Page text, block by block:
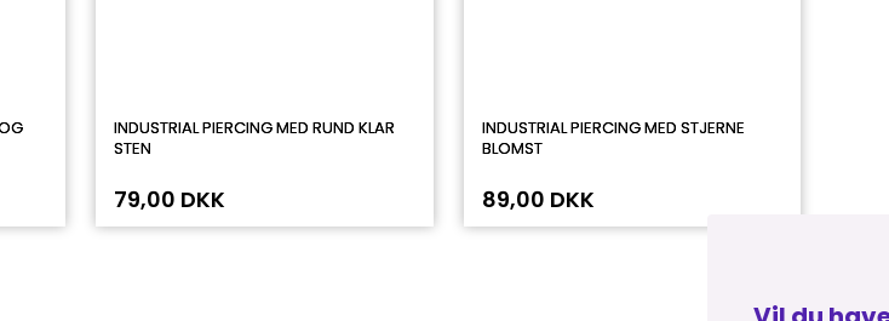
INDUSTRIAL PIERCING MED RUND KLAR
STEN
79,00 DKK
INDUSTRIAL PIERCING MED STJERNE
BLOMST
89,00 DKK